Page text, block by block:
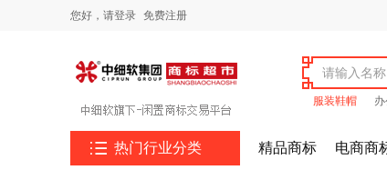
您好， 请登录 免费注册
服装鞋帽
 热门行业分类 精品商标 电商商